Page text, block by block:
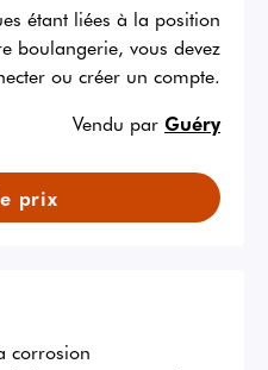
étant liées à la position
boulangerie, vous devez
ou créer un compte.
Vendu par Guéry
prix
corrosion